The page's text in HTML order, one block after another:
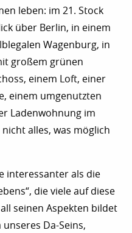
leben: im 21. Stock
über Berlin, in einem
Wagenburg, in
großem grünen
einem Loft, einer
einem umgenutzten
Ladenwohnung im
alles, was möglich
interessanter als die
die viele auf diese
seinen Aspekten bildet
unseres Da-Seins,